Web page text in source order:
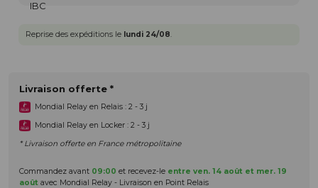
Reprise des expéditions le lundi 24/08.
Livraison offerte *
Mondial Relay en Relais : 2 - 3 j
Mondial Relay en Locker : 2 - 3 j
* Livraison offerte en France métropolitaine
Commandez avant 09:00 et recevez-le entre ven. 14 août et mer. 19
août avec Mondial Relay - Livraison en Point Relais